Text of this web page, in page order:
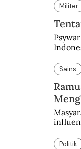
Militer
Sains
Politik